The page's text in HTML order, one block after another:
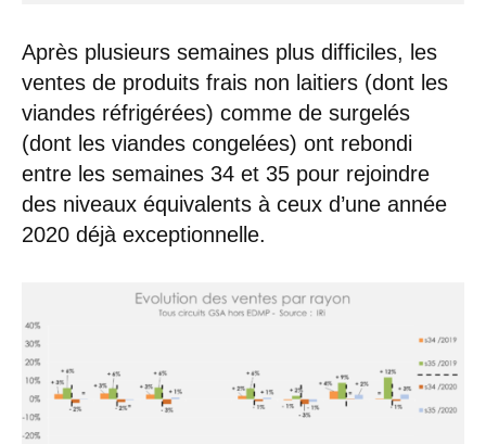
Après plusieurs semaines plus difficiles, les
ventes de produits frais non laitiers (dont les
viandes réfrigérées) comme de surgelés
(dont les viandes congelées) ont rebondi
entre les semaines 34 et 35 pour rejoindre
des niveaux équivalents à ceux d’une année
2020 déjà exceptionnelle.